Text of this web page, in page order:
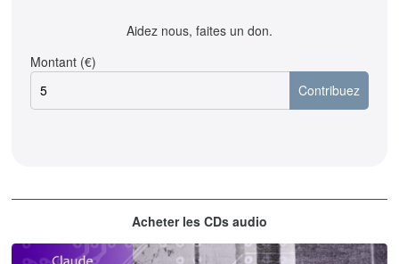
Aidez nous, faites un don.
Montant (€)
Acheter les CDs audio